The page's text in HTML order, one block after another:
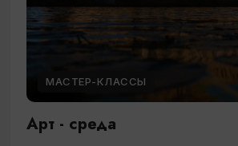
МАСТЕР-КЛАССЫ
Арт - среда